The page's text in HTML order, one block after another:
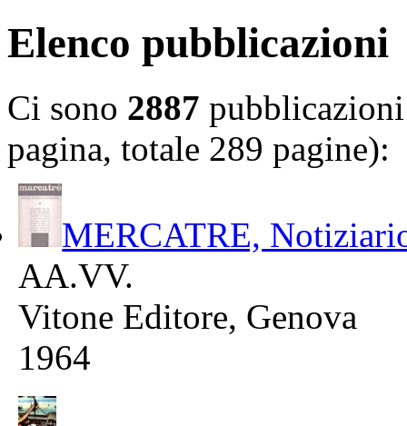
Elenco pubblicazioni
Ci sono 2887
pagina, totale 289 pagine):
MERCATRE,
AA.VV.
Vitone Editore, Genova
1964